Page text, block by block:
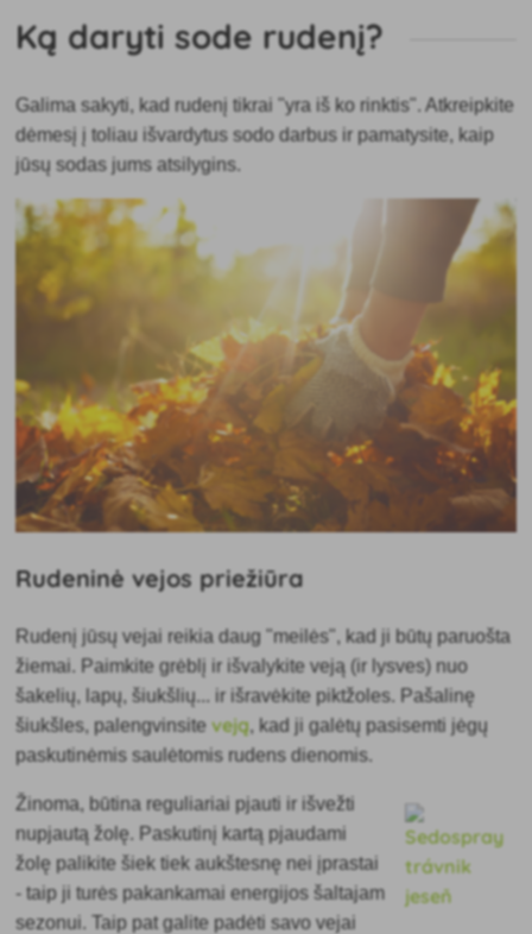
Ką daryti sode rudenį?
Galima sakyti, kad rudenį tikrai "yra iš ko rinktis". Atkreipkite
dėmesį į toliau išvardytus sodo darbus ir pamatysite, kaip
jūsų sodas jums atsilygins.
Rudeninė vejos priežiūra
Rudenį jūsų vejai reikia daug "meilės", kad ji būtų paruošta
žiemai. Paimkite grėblį ir išvalykite veją (ir lysves) nuo
šakelių, lapų, šiukšlių... ir išravėkite piktžoles. Pašalinę
šiukšles, palengvinsiteveją, kad ji galėtų pasisemti jėgų
paskutinėmis saulėtomis rudens dienomis.
Žinoma, būtinareguliariai pjauti ir išvežti
nupjautą žolę. Paskutinį kartą pjaudami
žolę palikite šiek tiek aukštesnę nei įprastai
- taip ji turės pakankamai energijos šaltajam
sezonui. Taip pat galite padėti savo vejai